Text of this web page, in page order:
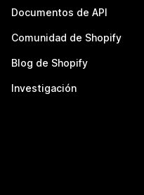
Documentos de API
Comunidad de Shopify
Blog de Shopify
Investigación